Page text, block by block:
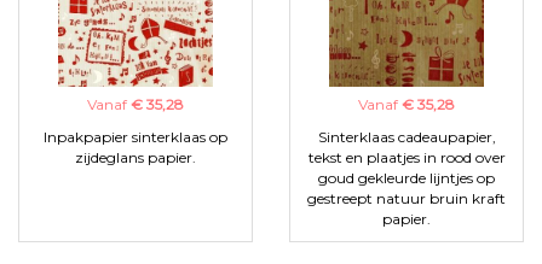
Vanaf € 35,28
Inpakpapier sinterklaas op
zijdeglans papier.
Vanaf € 35,28
Sinterklaas cadeaupapier,
tekst en plaatjes in rood over
goud gekleurde lijntjes op
gestreept natuur bruin kraft
papier.